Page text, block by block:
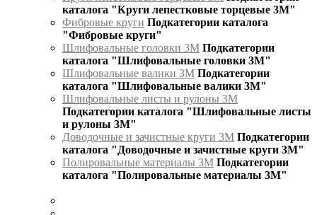
каталога "Круги лепестковые торцевые 3М"
Фибровые круги Подкатегории каталога
"Фибровые круги"
Шлифовальные головки 3М Подкатегории
каталога "Шлифовальные головки 3М"
Шлифовальные валики 3М Подкатегории
каталога "Шлифовальные валики 3М"
Шлифовальные листы и рулоны 3М
Подкатегории каталога "Шлифовальные листы
и рулоны 3М"
Доводочные и зачистные круги 3М Подкатегории
каталога "Доводочные и зачистные круги 3М"
Полировальные материалы 3М Подкатегории
каталога "Полировальные материалы 3М"